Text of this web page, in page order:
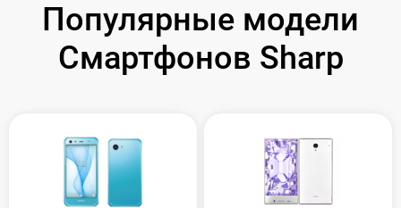
Популярные модели
Смартфонов Sharp